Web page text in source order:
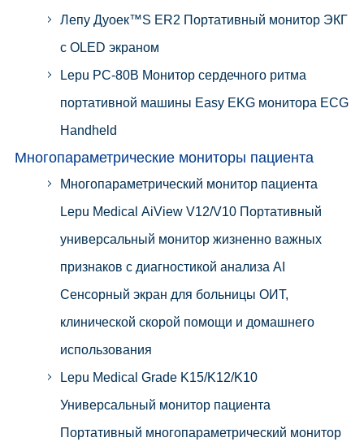
Лепу Дуоек™S ER2 Портативный монитор ЭКГ
с OLED экраном
Lepu PC-80B Монитор сердечного ритма
портативной машины Easy EKG монитора ECG
Handheld
Многопараметрические мониторы пациента
Многопараметрический монитор пациента
Lepu Medical AiView V12/V10 Портативный
универсальный монитор жизненно важных
признаков с диагностикой анализа AI
Сенсорный экран для больницы ОИТ,
клинической скорой помощи и домашнего
использования
Lepu Medical Grade K15/K12/K10
Универсальный монитор пациента
Портативный многопараметрический монитор